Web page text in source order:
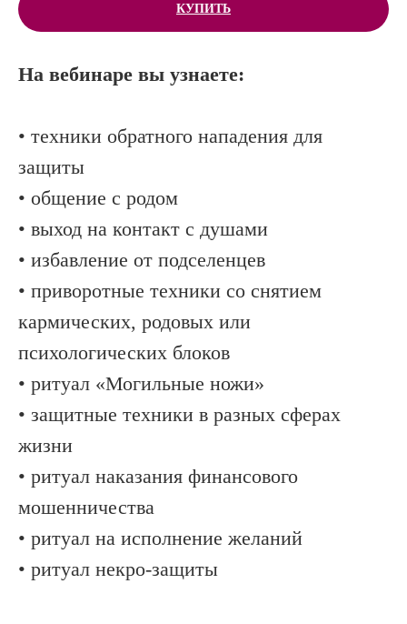
КУПИТЬ
На вебинаре вы узнаете:
• техники обратного нападения для
защиты
• общение с родом
• выход на контакт с душами
• избавление от подселенцев
• приворотные техники со снятием
кармических, родовых или
психологических блоков
• ритуал «Могильные ножи»
• защитные техники в разных сферах
жизни
• ритуал наказания финансового
мошенничества
• ритуал на исполнение желаний
• ритуал некро-защиты